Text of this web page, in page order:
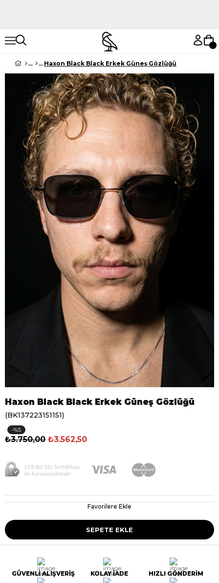
Haxon Black Black Erkek Güneş Gözlüğü
Haxon Black Black Erkek Güneş Gözlüğü
(BK137223151151)
5
₺3.750,00 ₺3.562,50
Favorilere Ekle
GÜVENLİ ALIŞVERİŞ KOLAY İADE HIZLI GÖNDERİM